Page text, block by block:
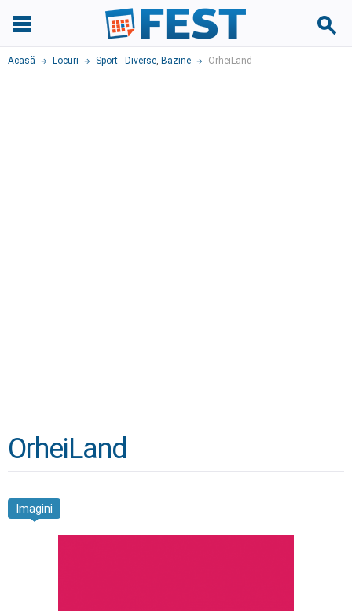
Acasă Locuri Sport - Diverse, Bazine OrheiLand
OrheiLand
Imagini